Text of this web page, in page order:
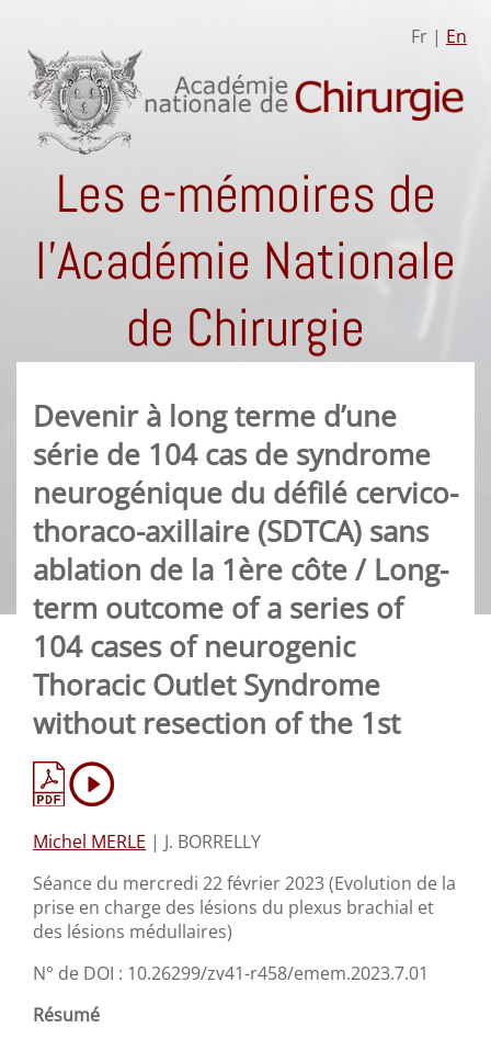
Fr | En
Les e-mémoires de
l'Académie Nationale
de Chirurgie
Devenir à long terme d’une
série de 104 cas de syndrome
neurogénique du défilé cervico-
thoraco-axillaire (SDTCA) sans
ablation de la 1ère côte / Long-
term outcome of a series of
104 cases of neurogenic
Thoracic Outlet Syndrome
without resection of the 1st
Michel MERLE | J. BORRELLY
Séance du mercredi 22 février 2023 (Evolution de la
prise en charge des lésions du plexus brachial et
des lésions médullaires)
N° de DOI : 10.26299/zv41-r458/emem.2023.7.01
Résumé